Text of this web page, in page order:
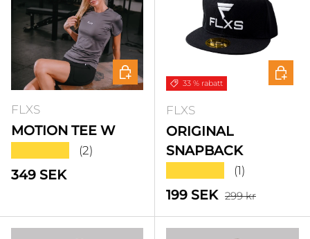
FLXS
MOTION TEE W
(2)
Standardpris
349 SEK
Välj alternativ
33 % rabatt
FLXS
ORIGINAL
SNAPBACK
(1)
Försäljningspris
199 SEK Standardpris
299 kr
Välj